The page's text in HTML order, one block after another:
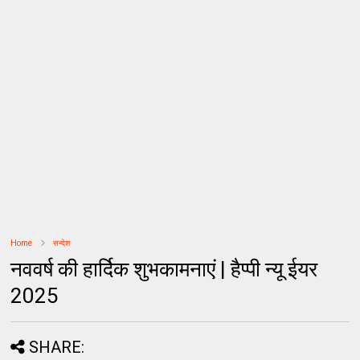
Home सन्देश
नववर्ष की हार्दिक शुभकामनाएं | हैप्पी न्यू ईयर
2025
SHARE: